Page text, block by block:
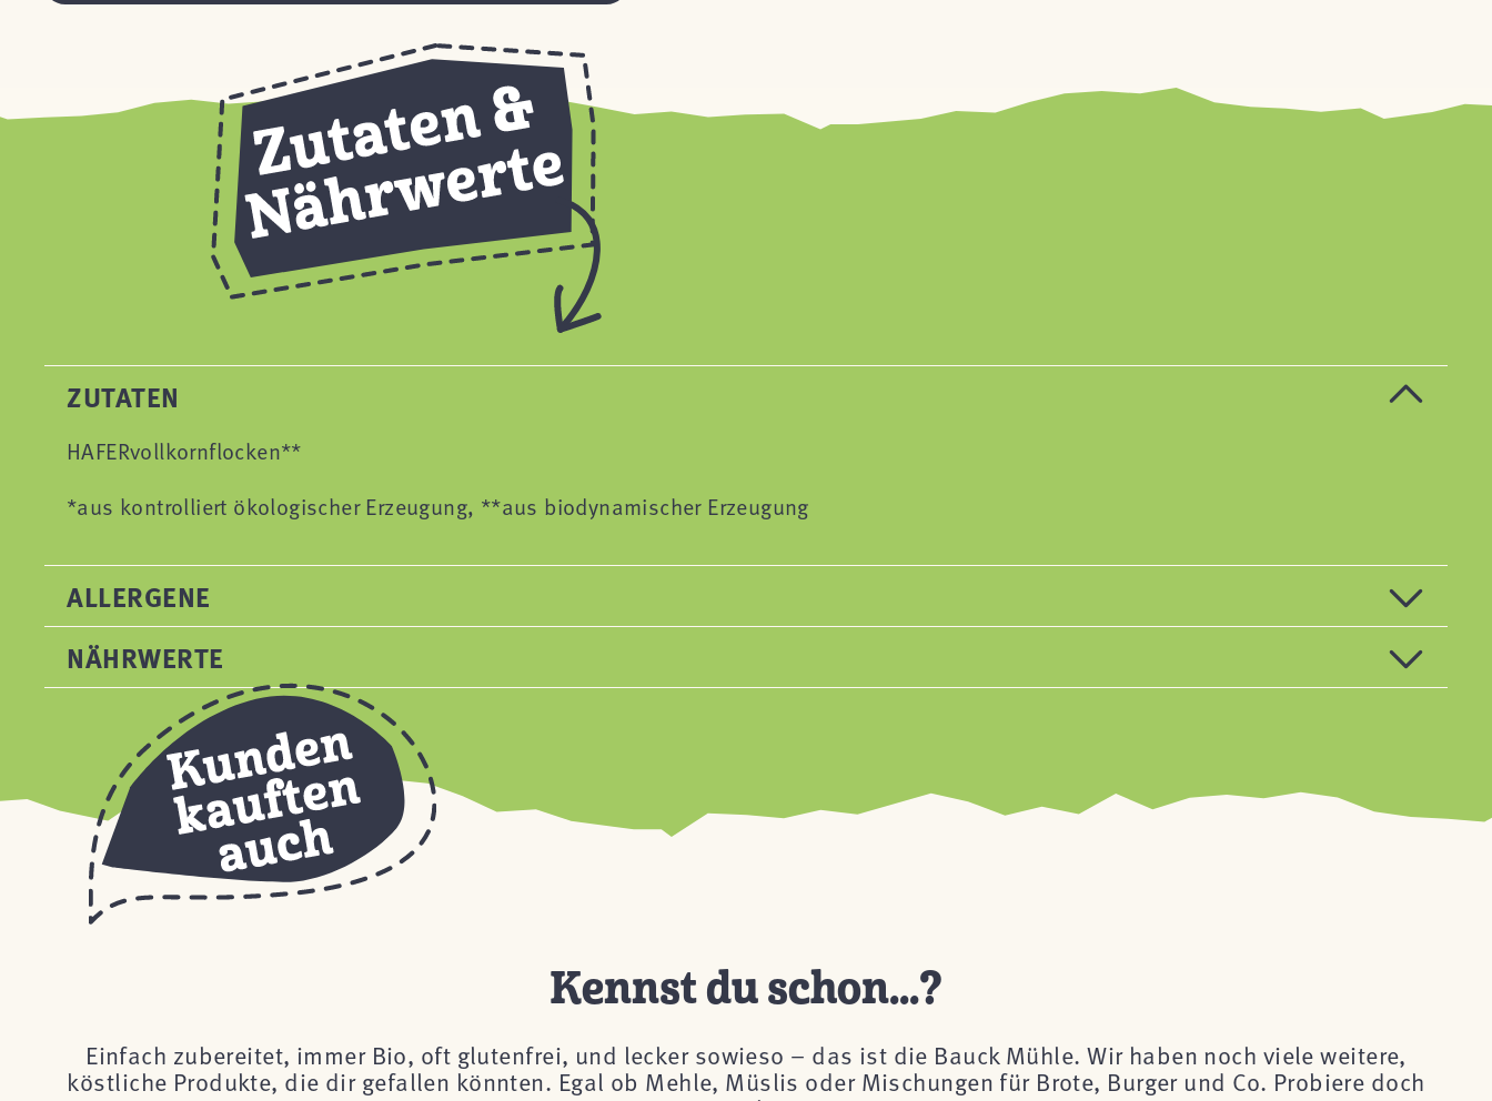
ZUTATEN
HAFERvollkornflocken**
*aus kontrolliert ökologischer Erzeugung, **aus biodynamischer Erzeugung
ALLERGENE
NÄHRWERTE
Kennst du schon...?
Einfach zubereitet, immer Bio, oft glutenfrei, und lecker sowieso – das ist die Bauck Mühle. Wir haben noch viele weitere,
köstliche Produkte, die dir gefallen könnten. Egal ob Mehle, Müslis oder Mischungen für Brote, Burger und Co. Probiere doch